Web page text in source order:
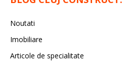
Noutati
Imobiliare
Articole de specialitate